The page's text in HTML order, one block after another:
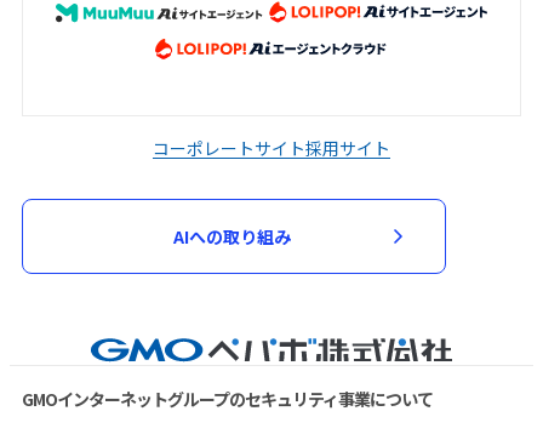
コーポレートサイト採用サイト
AIへの取り組み
GMOインターネットグループのセキュリティ事業について